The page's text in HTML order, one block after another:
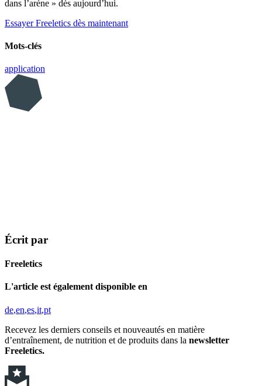
dans l’arène » dès aujourd’hui.
Essayer Freeletics dès maintenant
Mots-clés
application
Écrit par
Freeletics
L'article est également disponible en
de en es it pt
Recevez les derniers conseils et nouveautés en matière
d’entraînement, de nutrition et de produits dans la newsletter
Freeletics.